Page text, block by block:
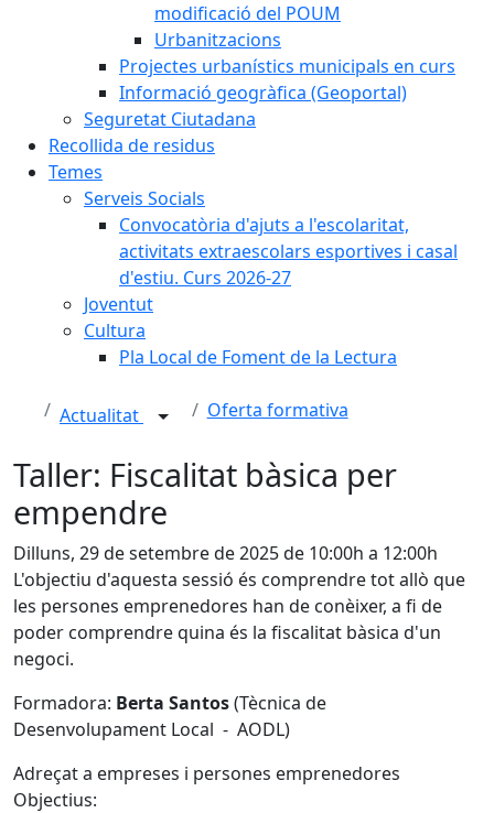
modificació del POUM
Urbanitzacions
Projectes urbanístics municipals en curs
Informació geogràfica (Geoportal)
Seguretat Ciutadana
Recollida de residus
Temes
Serveis Socials
Convocatòria d'ajuts a l'escolaritat,
activitats extraescolars esportives i casal
d'estiu. Curs 2026-27
Joventut
Cultura
Pla Local de Foment de la Lectura
Actualitat Oferta formativa
Taller: Fiscalitat bàsica per
empendre
Dilluns, 29 de setembre de 2025 de 10:00h a 12:00h
L'objectiu d'aquesta sessió és comprendre tot allò que
les persones emprenedores han de conèixer, a fi de
poder comprendre quina és la fiscalitat bàsica d'un
negoci.
Formadora: Berta Santos(Tècnica de
Desenvolupament Local - AODL)
Adreçat a empreses i persones emprenedores
Objectius: